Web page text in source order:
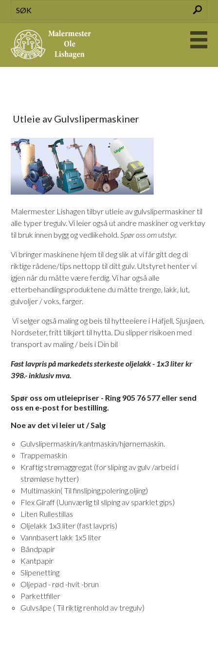
Utleie av Gulvslipermaskiner
Malermester Lishagen tilbyr utleie av gulvslipermaskiner til
alle typer tregulv. Vi leier også ut andre maskiner og verktøy
til bruk innen bygg og vedlikehold. Spør oss om utstyr.
Vi bringer maskinene hjem til deg slik at vi får gitt deg di
riktige rådene/tips nettopp til ditt gulv. Utstyret henter vi
igjen når du måtte være ferdig. Vi har også alle
etterbehandlingsproduktene du måtte trenge, lakk, lut,
gulvoljer / voks, farger.
Vi selger også maling og beis til hytteeiere i Hafjell, Sjusjøen,
Nordseter, fritt tilkjørt til hytta. Du slipper risikoen med
transport av maling / beis i Din bil
Fast lavpris på markedets sterkeste oljelakk - 1x3 liter kr
398.- inklusiv mva.
Spør oss om utleiepriser - Ring 905 76 577 eller send
oss en e-post for bestilling.
Noe av det vi leier ut / Salg
Gulvslipermaskin/kantmaskin/hjørnemaskin.
Trappemaskin
Kraftig strømaggregat (for sliping av gulv /arbeid i
strømløse hytter)
Multimaskin( Til finsliping,polering,oljing)
Flex Giraff (Uunværlig til sliping av sparklet gips)
Liten Rullestillas
Oljelakk 1x3 liter (fast lavpris)
Vannbasert lakk 1x5 liter
Båndpapir
Kantpapir
Slipenetting
Oljepad - rød -hvit -brun
Parkettfiller
Gulvsåpe ( Til riktig renhold av tregulv)